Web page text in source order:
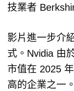
技業者
影片進一步介
式。Nvidia 由
市值在 2025
高的企業之一